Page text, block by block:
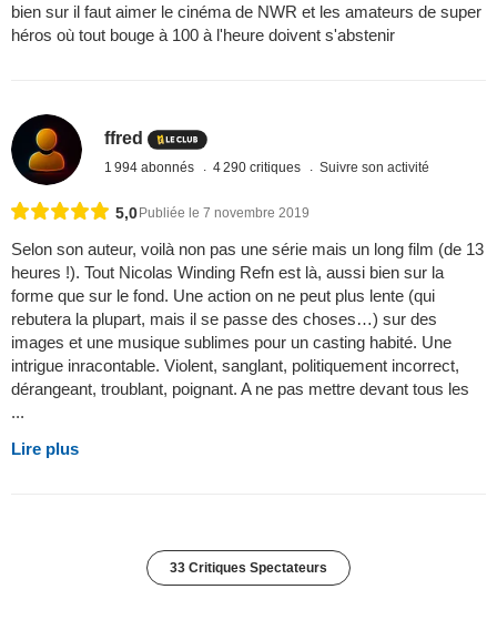
bien sur il faut aimer le cinéma de NWR et les amateurs de super
héros où tout bouge à 100 à l'heure doivent s'abstenir
ffred
1 994 abonnés 4 290 critiques Suivre son activité
5,0 Publiée le 7 novembre 2019
Selon son auteur, voilà non pas une série mais un long film (de 13
heures !). Tout Nicolas Winding Refn est là, aussi bien sur la
forme que sur le fond. Une action on ne peut plus lente (qui
rebutera la plupart, mais il se passe des choses…) sur des
images et une musique sublimes pour un casting habité. Une
intrigue inracontable. Violent, sanglant, politiquement incorrect,
dérangeant, troublant, poignant. A ne pas mettre devant tous les
...
Lire plus
33 Critiques Spectateurs